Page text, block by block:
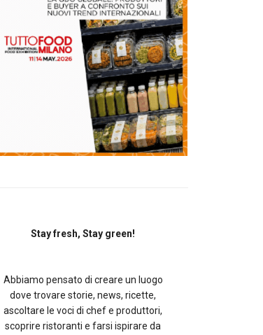
Stay fresh, Stay green!
Abbiamo pensato di creare un luogo
dove trovare storie, news, ricette,
ascoltare le voci di chef e produttori,
scoprire ristoranti e farsi ispirare da